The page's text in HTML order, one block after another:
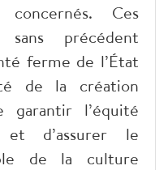
Ces
sans précédent
ferme de l’État
de la création
garantir l’équité
d’assurer le
de la culture